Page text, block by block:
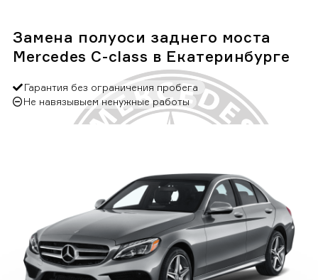
Замена полуоси заднего моста
Mercedes C-class в Екатеринбурге
Гарантия без ограничения пробега
Не навязывыем ненужные работы